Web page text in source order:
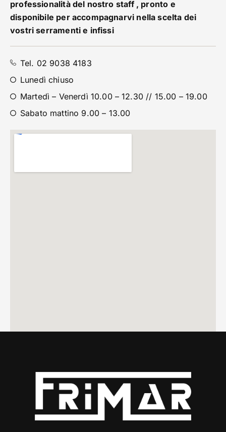
professionalità del nostro staff , pronto e
disponibile per accompagnarvi nella scelta dei
vostri serramenti e infissi
Tel. 02 9038 4183
Lunedì chiuso
Martedì – Venerdì 10.00 – 12.30 // 15.00 – 19.00
Sabato mattino 9.00 – 13.00